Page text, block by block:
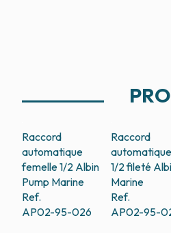
Raccord
automatique
femelle 1/2 Albin
Pump Marine
Ref.
AP02-95-026
Raccord
1/2 fileté
Marine
Ref.
AP02-95-